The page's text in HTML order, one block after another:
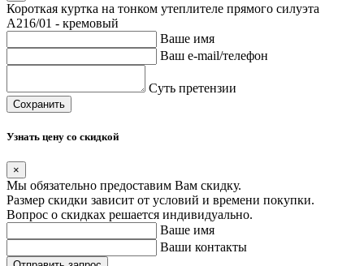
Короткая куртка на тонком утеплителе прямого силуэта
A216/01 - кремовый
Ваше имя
Ваш e-mail/телефон
Суть претензии
Сохранить
Узнать цену со скидкой
×
Мы обязательно предоставим Вам скидку.
Размер скидки зависит от условий и времени покупки.
Вопрос о скидках решается индивидуально.
Ваше имя
Ваши контакты